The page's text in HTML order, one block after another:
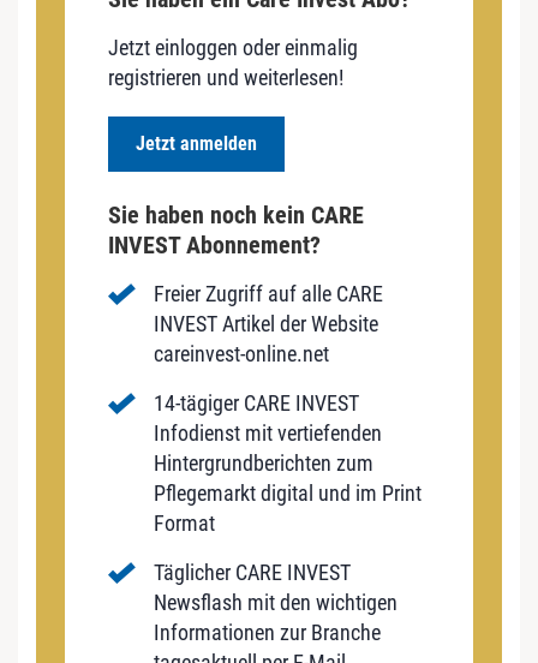
Jetzt einloggen oder einmalig
registrieren und weiterlesen!
Jetzt anmelden
Sie haben noch kein CARE
INVEST Abonnement?
Freier Zugriff auf alle CARE
INVEST Artikel der Website
careinvest-online.net
14-tägiger CARE INVEST
Infodienst mit vertiefenden
Hintergrundberichten zum
Pflegemarkt digital und im Print
Format
Täglicher CARE INVEST
Newsflash mit den wichtigen
Informationen zur Branche